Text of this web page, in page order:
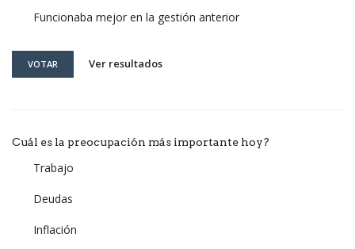
Funcionaba mejor en la gestión anterior
VOTAR Ver resultados
Cuál es la preocupación más importante hoy?
Trabajo
Deudas
Inflación